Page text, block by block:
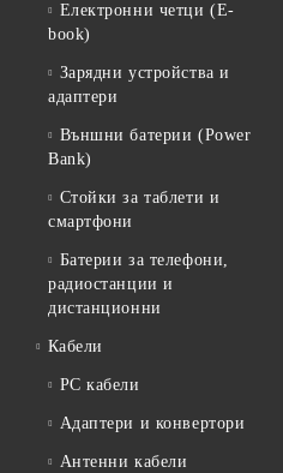
Електронни четци (E-
book)
Зарядни устройства и
адаптери
Външни батерии (Power
Bank)
Стойки за таблети и
смартфони
Батерии за телефони,
радиостанции и
дистанционни
Кабели
PC кабели
Адаптери и конвертори
Антенни кабели